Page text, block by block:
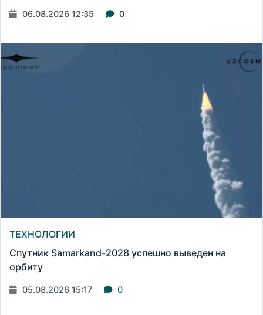
06.08.2026 12:35 0
ТЕХНОЛОГИИ
Спутник Samarkand-2028 успешно выведен на
орбиту
05.08.2026 15:17 0